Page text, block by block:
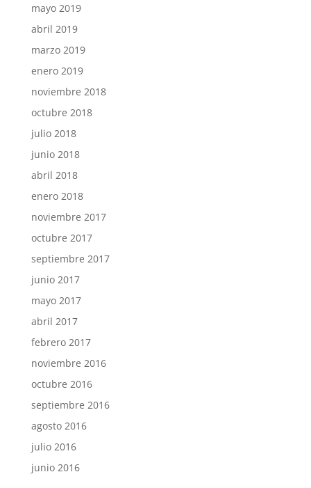
mayo 2019
abril 2019
marzo 2019
enero 2019
noviembre 2018
octubre 2018
julio 2018
junio 2018
abril 2018
enero 2018
noviembre 2017
octubre 2017
septiembre 2017
junio 2017
mayo 2017
abril 2017
febrero 2017
noviembre 2016
octubre 2016
septiembre 2016
agosto 2016
julio 2016
junio 2016